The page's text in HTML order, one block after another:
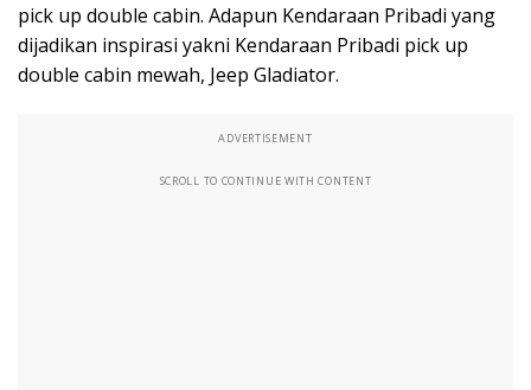
pick up double cabin. Adapun Kendaraan Pribadi yang
dijadikan inspirasi yakni Kendaraan Pribadi pick up
double cabin mewah, Jeep Gladiator.
ADVERTISEMENT
SCROLL TO CONTINUE WITH CONTENT